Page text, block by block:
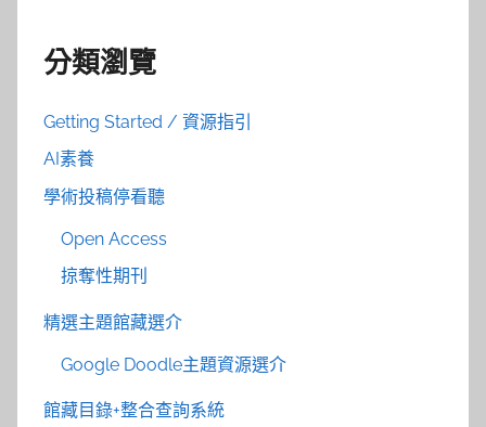
分類瀏覽
Getting Started / 資源指引
AI素養
學術投稿停看聽
Open Access
掠奪性期刊
精選主題館藏選介
Google Doodle主題資源選介
館藏目錄+整合查詢系統